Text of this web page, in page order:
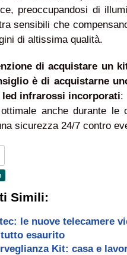
preoccupandosi di
sensibili che
di altissima qualità.
di acquistare un
è di acquistarne
infrarossi incorporati:
anche durante le
sicurezza 24/7 contro
Simili:
le nuove telecamere
esaurito
Kit: casa e